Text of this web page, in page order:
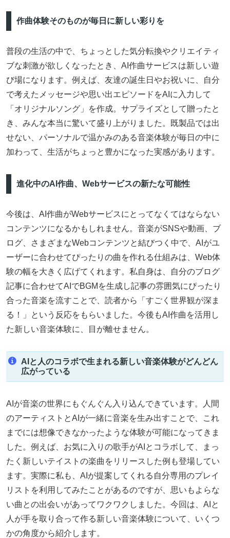
作曲体験そのものが毎日に新しい彩りを
普段の生活の中で、ちょっとした気分転換やクリエイティ
ブな刺激が欲しくなったとき、AI作曲サービスは新しい遊
び場になります。例えば、友達の誕生日やお祝いに、自分
で考えたメッセージや思い出エピソードをAIに入力して
「オリジナルソング」を作成。サプライズとして贈ったと
き、みんな本当に驚いて盛り上がりました。既製品では出
せない、パーソナルで温かみのある音楽体験が毎日の中に
加わって、生活がちょっと豊かになった実感があります。
進化中のAI作曲、Webサービスの新たな可能性
今後は、AI作曲がWebサービスにとってなくてはならない
コンテンツになるかもしれません。音楽がSNSや動画、ブ
ログ、さまざまなWebコンテンツと結びつく中で、AIがユ
ーザーに合わせてぴったりの曲を作れる仕組みは、Web体
験の幅を大きく広げてくれます。私自身は、自分のブログ
記事に合わせてAIでBGMを生成し記事の雰囲気にぴったり
合った音楽を流すことで、読者から「すごく世界観が深ま
る！」という反応をもらいました。今後もAI作曲を活用し
た新しい音楽体験に、目が離せません。
AIと人のコラボで生まれる新しい音楽体験がどんどん
広がっている
AIが音楽の世界にもぐんぐん入り込んできています。人間
のアーティストとAIが一緒に音楽を生み出すことで、これ
までには想像できなかったような体験が可能になってきま
した。例えば、お気に入りの歌手がAIとコラボして、まっ
たく新しいテイストの楽曲をリリースした例も登場してい
ます。実際に私も、AIが提案してくれる自分専用のプレイ
リストを利用してみたことがあるのですが、思いもよらな
い曲との出会いがあってワクワクしました。今回は、AIと
人が手を取り合って作る新しい音楽体験について、いくつ
かの角度から紹介します。